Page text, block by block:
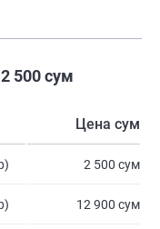
500 сум
Цена сум
2 500 сум
12 900 сум